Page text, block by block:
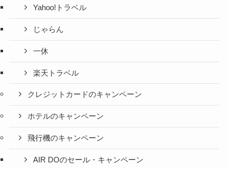
Yahoo!トラベル
じゃらん
一休
楽天トラベル
クレジットカードのキャンペーン
ホテルのキャンペーン
飛行機のキャンペーン
AIR DOのセール・キャンペーン